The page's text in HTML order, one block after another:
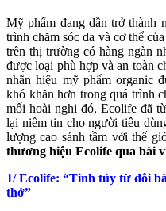
Mỹ phẩm đang dần trở thành
trình chăm sóc da và cơ thể
trên thị trường có hàng ngàn
được loại phù hợp và an toàn
nhãn hiệu mỹ phẩm organic
khó khăn hơn trong quá trình
mối hoài nghi đó, Ecolife đã
lại niềm tin cho người tiêu
lượng cao sánh tầm với thế
thương hiệu Ecolife qua bài
1/ Ecolife: “Tinh túy từ đôi
thở”